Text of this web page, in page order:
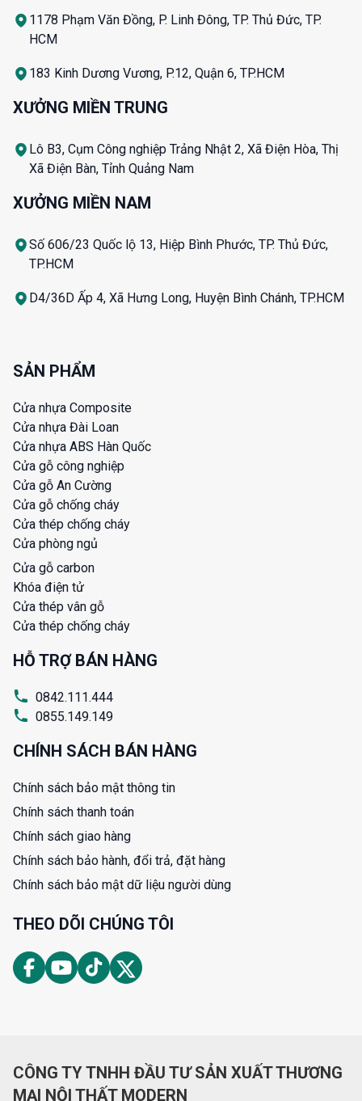
1178 Phạm Văn Đồng, P. Linh Đông, TP. Thủ Đức, TP.
HCM
183 Kinh Dương Vương, P.12, Quận 6, TP.HCM
XƯỞNG MIỀN TRUNG
Lô B3, Cụm Công nghiệp Trảng Nhật 2, Xã Điện Hòa, Thị
Xã Điện Bàn, Tỉnh Quảng Nam
XƯỞNG MIỀN NAM
Số 606/23 Quốc lộ 13, Hiệp Bình Phước, TP. Thủ Đức,
TP.HCM
D4/36D Ấp 4, Xã Hưng Long, Huyện Bình Chánh, TP.HCM
SẢN PHẨM
Cửa nhựa Composite
Cửa nhựa Đài Loan
Cửa nhựa ABS Hàn Quốc
Cửa gỗ công nghiệp
Cửa gỗ An Cường
Cửa gỗ chống cháy
Cửa thép chống cháy
Cửa phòng ngủ
Cửa gỗ carbon
Khóa điện tử
Cửa thép vân gỗ
Cửa thép chống cháy
HỖ TRỢ BÁN HÀNG
0842.111.444
0855.149.149
CHÍNH SÁCH BÁN HÀNG
Chính sách bảo mật thông tin
Chính sách thanh toán
Chính sách giao hàng
Chính sách bảo hành, đổi trả, đặt hàng
Chính sách bảo mật dữ liệu người dùng
THEO DÕI CHÚNG TÔI
CÔNG TY TNHH ĐẦU TƯ SẢN XUẤT THƯƠNG
MẠI NỘI THẤT MODERN